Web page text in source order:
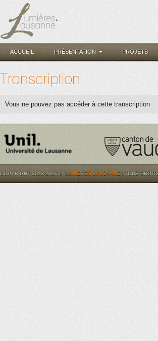
ACCUEIL PRÉSENTATION PROJETS
Transcription
Vous ne pouvez pas accéder à cette transcription
COPYRIGHT 2013-2026 © LUMIÈRES.LAUSANNE . TOUS